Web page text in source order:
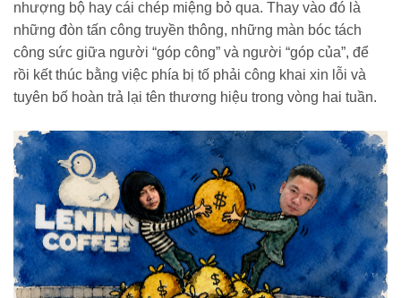
nhượng bộ hay cái chép miệng bỏ qua. Thay vào đó là
những đòn tấn công truyền thông, những màn bóc tách
công sức giữa người “góp công” và người “góp của”, để
rồi kết thúc bằng việc phía bị tố phải công khai xin lỗi và
tuyên bố hoàn trả lại tên thương hiệu trong vòng hai tuần.